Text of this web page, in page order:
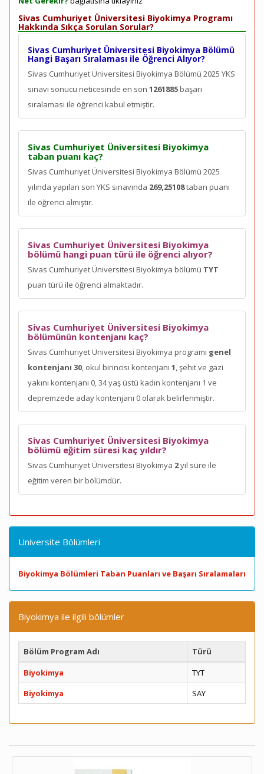
Sivas Cumhuriyet Üniversitesi Biyokimya Programı
Hakkında Sıkça Sorulan Sorular?
Sivas Cumhuriyet Üniversitesi Biyokimya Bölümü
Hangi Başarı Sıralaması ile Öğrenci Alıyor?
Sivas Cumhuriyet Üniversitesi Biyokimya Bölümü 2025 YKS
sınavı sonucu neticesinde en son 1261885başarı
sıralaması ile öğrenci kabul etmiştir.
Sivas Cumhuriyet Üniversitesi Biyokimya
taban puanı kaç?
Sivas Cumhuriyet Üniversitesi Biyokimya Bölümü 2025
yılında yapılan son YKS sınavında 269,25108taban puanı
ile öğrenci almıştır.
Sivas Cumhuriyet Üniversitesi Biyokimya
bölümü hangi puan türü ile öğrenci alıyor?
Sivas Cumhuriyet Üniversitesi Biyokimya bölümü TYT
puan türü ile öğrenci almaktadır.
Sivas Cumhuriyet Üniversitesi Biyokimya
bölümünün kontenjanı kaç?
Sivas Cumhuriyet Üniversitesi Biyokimya programı genel
kontenjanı 30, okul birincisi kontenjanı 1, şehit ve gazi
yakını kontenjanı 0, 34 yaş üstü kadın kontenjanı 1 ve
depremzede aday kontenjanı 0 olarak belirlenmiştir.
Sivas Cumhuriyet Üniversitesi Biyokimya
bölümü eğitim süresi kaç yıldır?
Sivas Cumhuriyet Üniversitesi Biyokimya 2yıl süre ile
eğitim veren bir bölümdür.
Üniversite Bölümleri
Biyokimya Bölümleri Taban Puanları ve Başarı Sıralamaları
Biyokimya ile ilgili bölümler
Bölüm Program Adı
Türü
Biyokimya
TYT
Biyokimya
SAY